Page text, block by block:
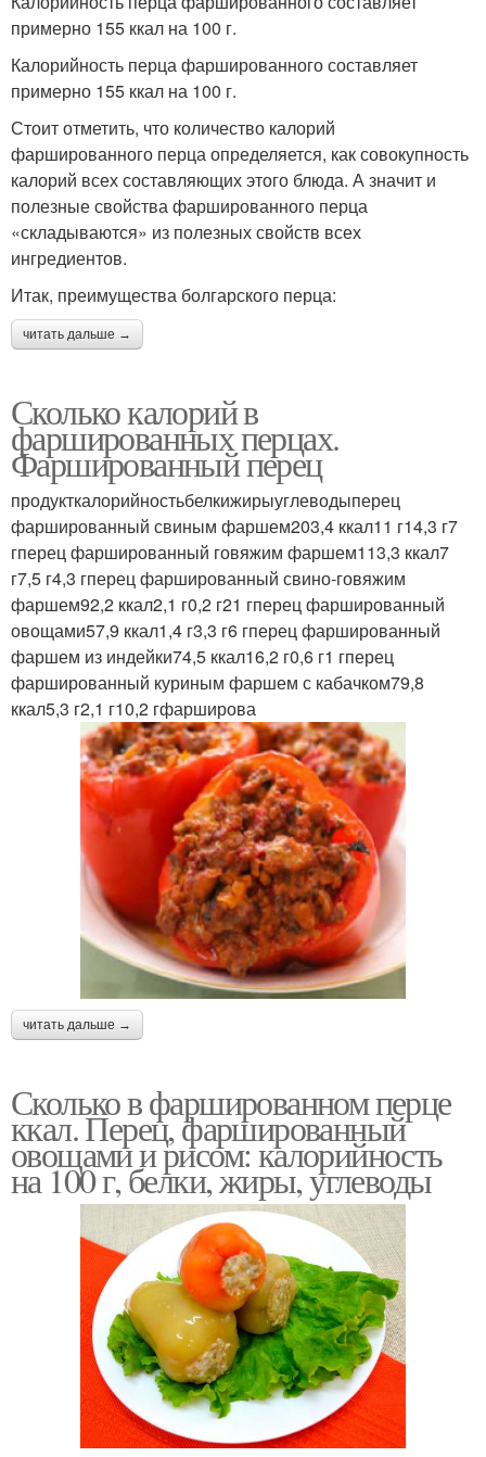
примерно 155 ккал на 100 г.
Калорийность перца фаршированного составляет
примерно 155 ккал на 100 г.
Стоит отметить, что количество калорий
фаршированного перца определяется, как совокупность
калорий всех составляющих этого блюда. А значит и
полезные свойства фаршированного перца
«складываются» из полезных свойств всех
ингредиентов.
Итак, преимущества болгарского перца:
читать дальше →
Сколько калорий в
фаршированных перцах.
Фаршированный перец
продукткалорийностьбелкижирыуглеводыперец
фаршированный свиным фаршем203,4 ккал11 г14,3 г7
гперец фаршированный говяжим фаршем113,3 ккал7
г7,5 г4,3 гперец фаршированный свино-говяжим
фаршем92,2 ккал2,1 г0,2 г21 гперец фаршированный
овощами57,9 ккал1,4 г3,3 г6 гперец фаршированный
фаршем из индейки74,5 ккал16,2 г0,6 г1 гперец
фаршированный куриным фаршем с кабачком79,8
ккал5,3 г2,1 г10,2 гфарширова
читать дальше →
Сколько в фаршированном перце
ккал. Перец, фаршированный
овощами и рисом: калорийность
на 100 г, белки, жиры, углеводы